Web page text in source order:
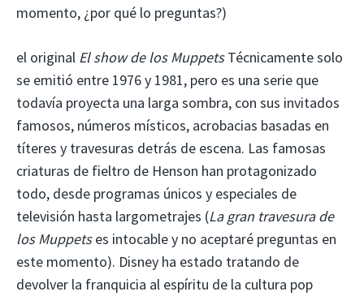
momento, ¿por qué lo preguntas?)
el original El show de los MuppetsTécnicamente solo
se emitió entre 1976 y 1981, pero es una serie que
todavía proyecta una larga sombra, con sus invitados
famosos, números místicos, acrobacias basadas en
títeres y travesuras detrás de escena. Las famosas
criaturas de fieltro de Henson han protagonizado
todo, desde programas únicos y especiales de
televisión hasta largometrajes (La gran travesura de
los Muppetses intocable y no aceptaré preguntas en
este momento). Disney ha estado tratando de
devolver la franquicia al espíritu de la cultura pop